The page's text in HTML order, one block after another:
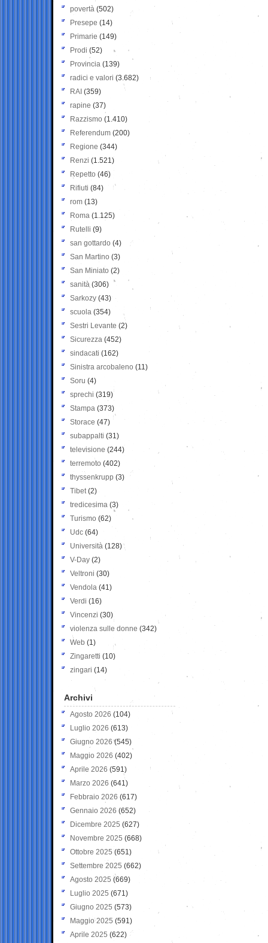
povertà (502)
Presepe (14)
Primarie (149)
Prodi (52)
Provincia (139)
radici e valori (3.682)
RAI (359)
rapine (37)
Razzismo (1.410)
Referendum (200)
Regione (344)
Renzi (1.521)
Repetto (46)
Rifiuti (84)
rom (13)
Roma (1.125)
Rutelli (9)
san gottardo (4)
San Martino (3)
San Miniato (2)
sanità (306)
Sarkozy (43)
scuola (354)
Sestri Levante (2)
Sicurezza (452)
sindacati (162)
Sinistra arcobaleno (11)
Soru (4)
sprechi (319)
Stampa (373)
Storace (47)
subappalti (31)
televisione(244)
terremoto (402)
thyssenkrupp (3)
Tibet(2)
tredicesima (3)
Turismo (62)
Udc (64)
Università (128)
V-Day (2)
Veltroni (30)
Vendola (41)
Verdi (16)
Vincenzi (30)
violenza sulle donne (342)
Web (1)
Zingaretti (10)
zingari (14)
Archivi
Agosto 2026 (104)
Luglio 2026 (613)
Giugno 2026 (545)
Maggio 2026 (402)
Aprile 2026 (591)
Marzo 2026 (641)
Febbraio 2026 (617)
Gennaio 2026 (652)
Dicembre 2025 (627)
Novembre 2025 (668)
Ottobre 2025 (651)
Settembre 2025 (662)
Agosto 2025 (669)
Luglio 2025 (671)
Giugno 2025 (573)
Maggio 2025 (591)
Aprile 2025 (622)